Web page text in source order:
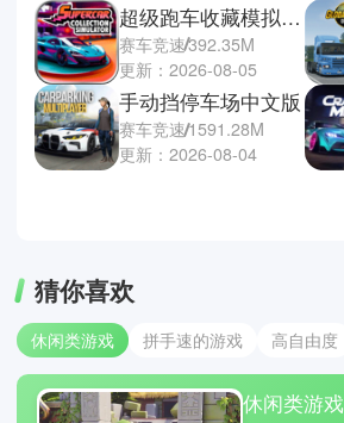
超级跑车收藏模拟器手机版
赛车竞速392.35M
更新：2026-08-05
手动挡停车场中文版
赛车竞速1591.28M
更新：2026-08-04
猜你喜欢
休闲类游戏 拼手速的游戏 高自由度
休闲类游戏